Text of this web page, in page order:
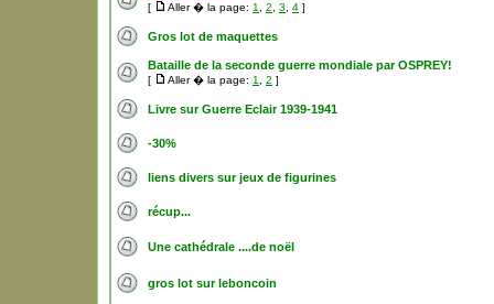
[ Aller � la page: 1 2 3 4 ]
Gros lot de maquettes
Bataille de la seconde guerre mondiale par OSPREY!
[ Aller � la page: 1 2 ]
Livre sur Guerre Eclair 1939-1941
-30%
liens divers sur jeux de figurines
récup...
Une cathédrale ....de noël
gros lot sur leboncoin